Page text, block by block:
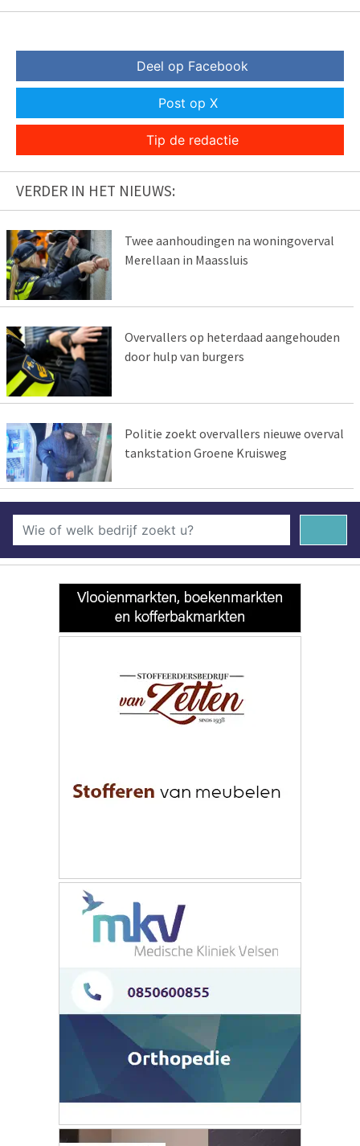
Deel op Facebook
Post op X
Tip de redactie
VERDER IN HET NIEUWS:
Twee aanhoudingen na woningoverval
Merellaan in Maassluis
Overvallers op heterdaad aangehouden
door hulp van burgers
Politie zoekt overvallers nieuwe overval
tankstation Groene Kruisweg